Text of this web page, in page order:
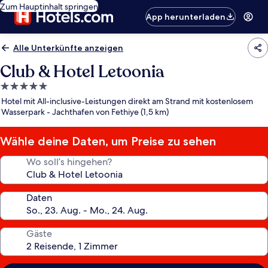
Zum Hauptinhalt springen
App herunterladen
Alle Unterkünfte anzeigen
Club & Hotel Letoonia
5.0-
Sterne-
Unterkunft
Hotel mit All-inclusive-Leistungen direkt am Strand mit kostenlosem
Wasserpark - Jachthafen von Fethiye (1,5 km)
Wähle deine Daten, um Preise zu sehen
Wo soll’s hingehen?
Daten
Gäste